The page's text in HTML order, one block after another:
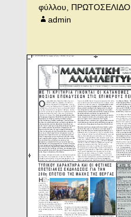
φύλλου
ΠΡΩΤΟΣΕΛΙΔΟ
admin